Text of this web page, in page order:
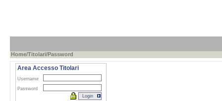
Home/Titolari/Password
Area Accesso Titolari
Username
Password